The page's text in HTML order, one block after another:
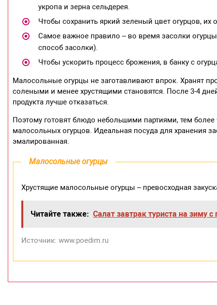
укропа и зерна сельдерея.
Чтобы сохранить яркий зеленый цвет огурцов,
Самое важное правило – во время засолки
способ засолки).
Чтобы ускорить процесс брожения, в банку с
Малосольные огурцы не заготавливают впрок. Хранят
солеными и менее хрустящими становятся. После 3-4
продукта лучше отказаться.
Поэтому готовят блюдо небольшими партиями, тем
малосольных огурцов. Идеальная посуда для хранения
эмалированная.
Малосольные огурцы
Хрустящие малосольные огурцы – превосходная
Читайте также: Салат завтрак туриста на зиму с
Источник: www.poedim.ru